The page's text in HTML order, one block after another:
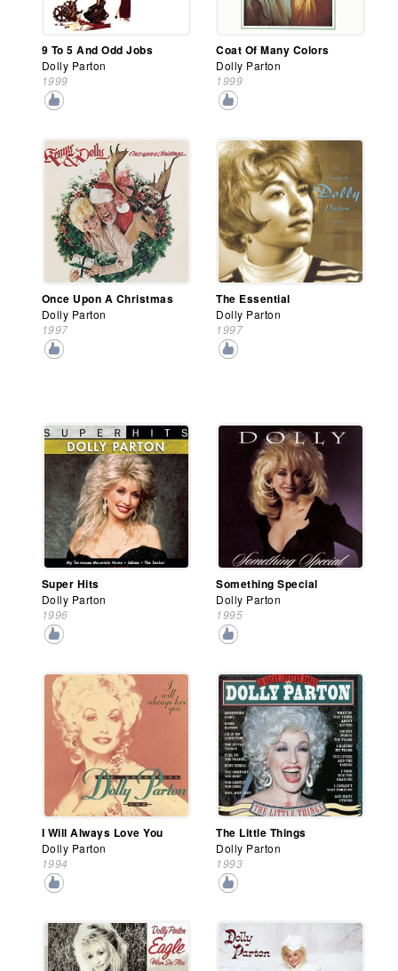
9 To 5 And Odd Jobs
Dolly Parton
1999
Coat Of Many Colors
Dolly Parton
1999
Once Upon A Christmas
Dolly Parton
1997
The Essential
Dolly Parton
1997
Super Hits
Dolly Parton
1996
Something Special
Dolly Parton
1995
I Will Always Love You
Dolly Parton
1994
The Little Things
Dolly Parton
1993